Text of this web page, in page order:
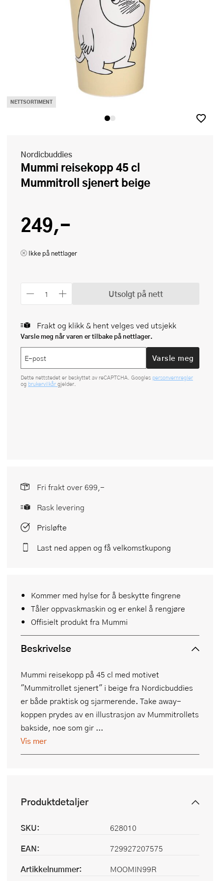
NETTSORTIMENT
Nordicbuddies
Mummi reisekopp 45 cl
Mummitroll sjenert beige
249,-
Ikke på nettlager
Utsolgt på nett
Frakt og klikk & hent velges ved utsjekk
Varsle meg når varen er tilbake på nettlager.
Varsle meg
Dette nettstedet er beskyttet av reCAPTCHA. Googles personvernregler
og brukervilkår gjelder.
Kommer med hylse for å beskytte fingrene
Tåler oppvaskmaskin og er enkel å rengjøre
Offisielt produkt fra Mummi
Beskrivelse
Mummi reisekopp på 45 cl med motivet
"Mummitrollet sjenert" i beige fra Nordicbuddies
er både praktisk og sjarmerende. Take away-
koppen prydes av en illustrasjon av Mummitrollets
bakside, noe som gir ...
Vis mer
Fri frakt over 699,-
Rask levering
Prisløfte
Last ned appen og få velkomstkupong
Produktdetaljer
SKU:
628010
EAN:
729927207575
Artikkelnummer:
MOOMIN99R